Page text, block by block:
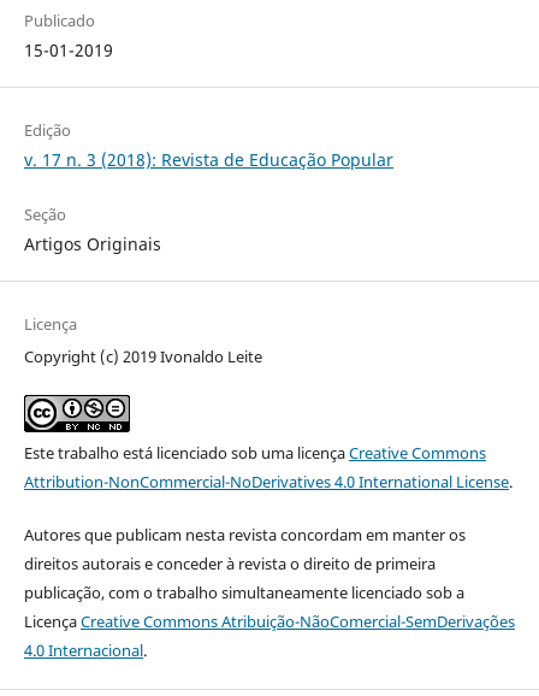
Publicado
15-01-2019
Edição
v. 17 n. 3 (2018): Revista de Educação Popular
Seção
Artigos Originais
Licença
Copyright (c) 2019 Ivonaldo Leite
Este trabalho está licenciado sob uma licençaCreative Commons
Attribution-NonCommercial-NoDerivatives 4.0 International License.
Autores que publicam nesta revista concordam em manter os
direitos autorais e conceder à revista o direito de primeira
publicação, com o trabalho simultaneamente licenciado sob a
LicençaCreative Commons Atribuição-NãoComercial-SemDerivações
4.0 Internacional.